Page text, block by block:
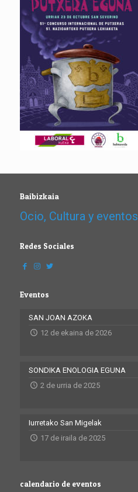
Baibizkaia
Ocio, Cultura y eventos
Redes Sociales
Eventos
SAN JOAN AZOKA
12 de ekaina de 2026
SONDIKA ENOLOGIA EGUNA
2 de urria de 2025
Iurretako San Migelak
17 de iraila de 2025
calendario de eventos